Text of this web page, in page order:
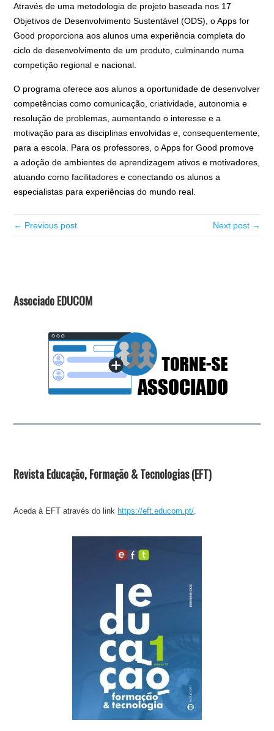
Através de uma metodologia de projeto baseada nos 17
Objetivos de Desenvolvimento Sustentável (ODS), o Apps for
Good proporciona aos alunos uma experiência completa do
ciclo de desenvolvimento de um produto, culminando numa
competição regional e nacional.
O programa oferece aos alunos a oportunidade de desenvolver
competências como comunicação, criatividade, autonomia e
resolução de problemas, aumentando o interesse e a
motivação para as disciplinas envolvidas e, consequentemente,
para a escola. Para os professores, o Apps for Good promove
a adoção de ambientes de aprendizagem ativos e motivadores,
atuando como facilitadores e conectando os alunos a
especialistas para experiências do mundo real.
← Previous post Next post →
Associado EDUCOM
Revista Educação, Formação & Tecnologias (EFT)
Aceda à EFT através do link https://eft.educom.pt/